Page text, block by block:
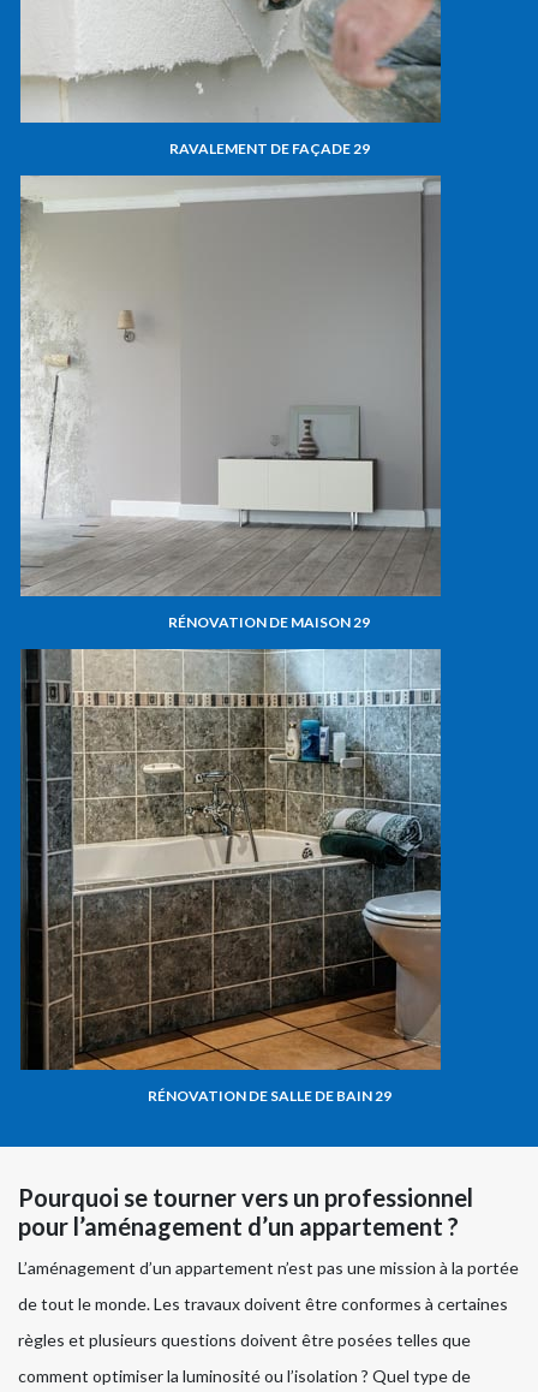
RAVALEMENT DE FAÇADE 29
RÉNOVATION DE MAISON 29
RÉNOVATION DE SALLE DE BAIN 29
Pourquoi se tourner vers un professionnel
pour l’aménagement d’un appartement ?
L’aménagement d’un appartement n’est pas une mission à la portée
de tout le monde. Les travaux doivent être conformes à certaines
règles et plusieurs questions doivent être posées telles que
comment optimiser la luminosité ou l’isolation ? Quel type de